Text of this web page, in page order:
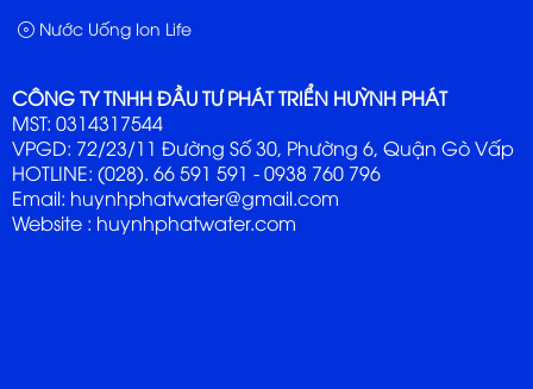
CÔNG TY TNHH ĐẦU TƯ PHÁT TRIỂN HUỲNH PHÁT
MST: 0314317544
VPGD: 72/23/11 Đường Số 30, Phường 6, Quận Gò Vấp
HOTLINE: (028). 66 591 591 - 0938 760 796
Email: huynhphatwater@gmail.com
Website : huynhphatwater.com
Nước Uống Ion Life